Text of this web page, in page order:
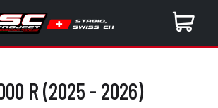
R (2025 - 2026)